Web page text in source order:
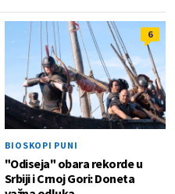
6
BIOSKOPI PUNI
"Odiseja" obara rekorde u
Srbiji i Crnoj Gori: Doneta